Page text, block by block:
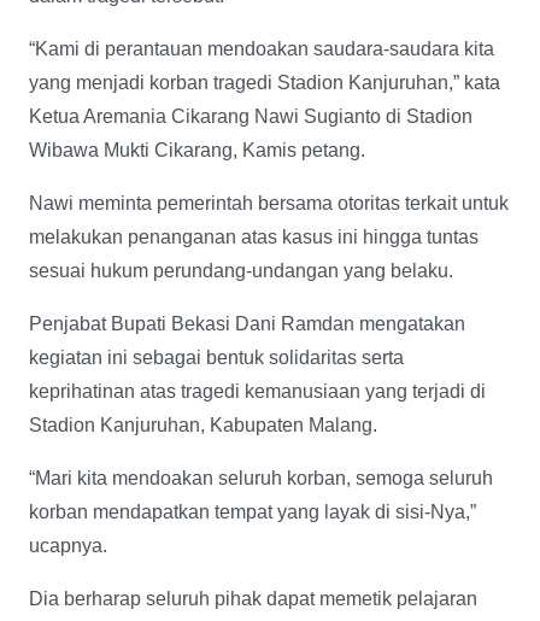
“Kami di perantauan mendoakan saudara-saudara kita
yang menjadi korban tragedi Stadion Kanjuruhan,” kata
Ketua Aremania Cikarang Nawi Sugianto di Stadion
Wibawa Mukti Cikarang, Kamis petang.
Nawi meminta pemerintah bersama otoritas terkait untuk
melakukan penanganan atas kasus ini hingga tuntas
sesuai hukum perundang-undangan yang belaku.
Penjabat Bupati Bekasi Dani Ramdan mengatakan
kegiatan ini sebagai bentuk solidaritas serta
keprihatinan atas tragedi kemanusiaan yang terjadi di
Stadion Kanjuruhan, Kabupaten Malang.
“Mari kita mendoakan seluruh korban, semoga seluruh
korban mendapatkan tempat yang layak di sisi-Nya,”
ucapnya.
Dia berharap seluruh pihak dapat memetik pelajaran